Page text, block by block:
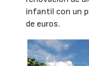
infantil con un
de euros.